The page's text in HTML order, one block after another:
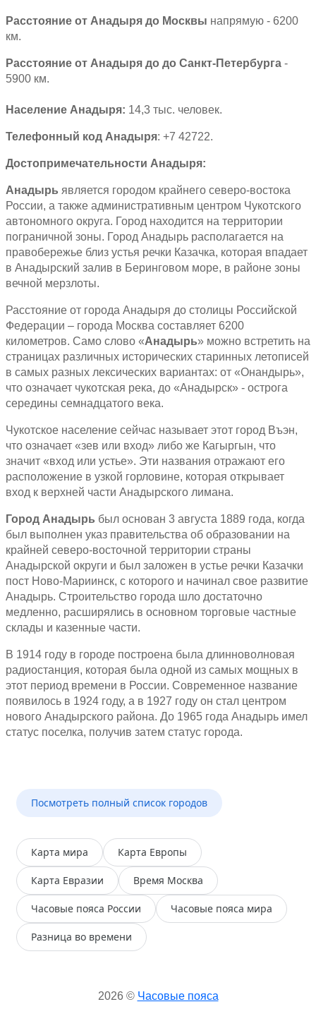
Расстояние от Анадыря до Москвы напрямую - 6200
км.
Расстояние от Анадыря до до Санкт-Петербурга -
5900 км.
Население Анадыря: 14,3 тыс. человек.
Телефонный код Анадыря: +7 42722.
Достопримечательности Анадыря:
Анадырь является городом крайнего северо-востока
России, а также административным центром Чукотского
автономного округа. Город находится на территории
пограничной зоны. Город Анадырь располагается на
правобережье близ устья речки Казачка, которая впадает
в Анадырский залив в Беринговом море, в районе зоны
вечной мерзлоты.
Расстояние от города Анадыря до столицы Российской
Федерации – города Москва составляет 6200
километров. Само слово «Анадырь» можно встретить на
страницах различных исторических старинных летописей
в самых разных лексических вариантах: от «Онандырь»,
что означает чукотская река, до «Анадырск» - острога
середины семнадцатого века.
Чукотское население сейчас называет этот город Въэн,
что означает «зев или вход» либо же Кагыргын, что
значит «вход или устье». Эти названия отражают его
расположение в узкой горловине, которая открывает
вход к верхней части Анадырского лимана.
Город Анадырь был основан 3 августа 1889 года, когда
был выполнен указ правительства об образовании на
крайней северо-восточной территории страны
Анадырской округи и был заложен в устье речки Казачки
пост Ново-Мариинск, с которого и начинал свое развитие
Анадырь. Строительство города шло достаточно
медленно, расширялись в основном торговые частные
склады и казенные части.
В 1914 году в городе построена была длинноволновая
радиостанция, которая была одной из самых мощных в
этот период времени в России. Современное название
появилось в 1924 году, а в 1927 году он стал центром
нового Анадырского района. До 1965 года Анадырь имел
статус поселка, получив затем статус города.
Посмотреть полный список городов
Карта мира Карта Европы
Карта Евразии Время Москва
Часовые пояса России Часовые пояса мира
Разница во времени
2026 © Часовые пояса